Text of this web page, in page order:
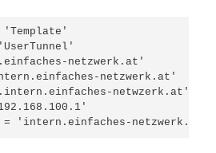
'Template'
netzwerk.at'
netzwerk.at'
'.intern.einfaches-netwzerk.at'